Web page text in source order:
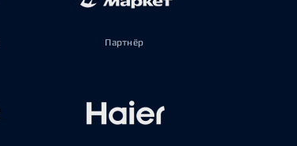
Партнёр